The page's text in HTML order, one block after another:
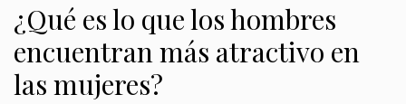
¿Qué es lo que los hombres
encuentran más atractivo en
las mujeres?